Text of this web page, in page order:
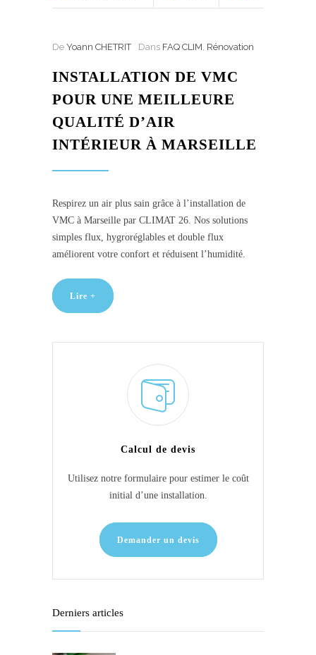
De Yoann CHETRIT Dans FAQ CLIM, Rénovation
INSTALLATION DE VMC
POUR UNE MEILLEURE
QUALITÉ D’AIR
INTÉRIEUR À MARSEILLE
Respirez un air plus sain grâce à l’installation de
VMC à Marseille par CLIMAT 26. Nos solutions
simples flux, hygroréglables et double flux
améliorent votre confort et réduisent l’humidité.
Lire +
Calcul de devis
Utilisez notre formulaire pour estimer le coût
initial d’une installation.
Demander un devis
Derniers articles